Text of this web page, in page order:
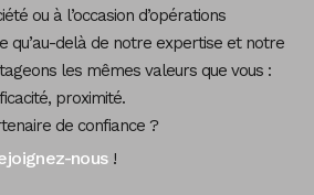
ou à l’occasion d’opérations
qu’au-delà de notre expertise et notre
les mêmes valeurs que vous :
proximité.
de confiance ?
nous!